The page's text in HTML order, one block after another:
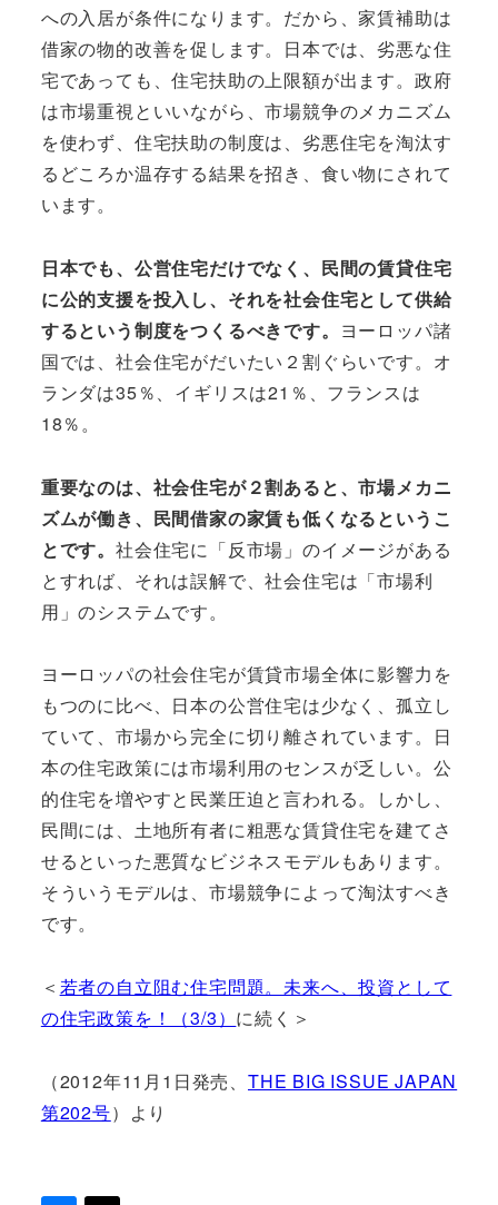
への入居が条件になります。だから、家賃補助は
借家の物的改善を促します。日本では、劣悪な住
宅であっても、住宅扶助の上限額が出ます。政府
は市場重視といいながら、市場競争のメカニズム
を使わず、住宅扶助の制度は、劣悪住宅を淘汰す
るどころか温存する結果を招き、食い物にされて
います。
日本でも、公営住宅だけでなく、民間の賃貸住宅
に公的支援を投入し、それを社会住宅として供給
するという制度をつくるべきです。 ヨーロッパ諸
国では、社会住宅がだいたい２割ぐらいです。オ
ランダは35％、イギリスは21％、フランスは
18％。
重要なのは、社会住宅が２割あると、市場メカニ
ズムが働き、民間借家の家賃も低くなるというこ
とです。 社会住宅に「反市場」のイメージがある
とすれば、それは誤解で、社会住宅は「市場利
用」のシステムです。
ヨーロッパの社会住宅が賃貸市場全体に影響力を
もつのに比べ、日本の公営住宅は少なく、孤立し
ていて、市場から完全に切り離されています。日
本の住宅政策には市場利用のセンスが乏しい。公
的住宅を増やすと民業圧迫と言われる。しかし、
民間には、土地所有者に粗悪な賃貸住宅を建てさ
せるといった悪質なビジネスモデルもあります。
そういうモデルは、市場競争によって淘汰すべき
です。
＜ 若者の自立阻む住宅問題。未来へ、投資として
の住宅政策を！（3/3） に続く＞
（2012年11月1日発売、 THE BIG ISSUE JAPAN
第202号）より